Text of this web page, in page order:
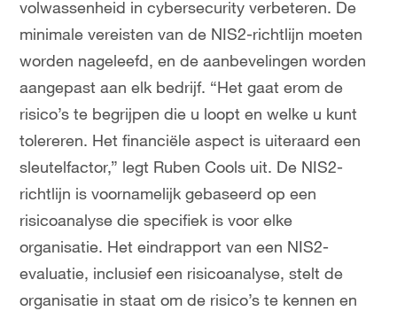
volwassenheid in cybersecurity verbeteren. De
minimale vereisten van de NIS2-richtlijn moeten
worden nageleefd, en de aanbevelingen worden
aangepast aan elk bedrijf. “Het gaat erom de
risico’s te begrijpen die u loopt en welke u kunt
tolereren. Het financiële aspect is uiteraard een
sleutelfactor,” legt Ruben Cools uit. De NIS2-
richtlijn is voornamelijk gebaseerd op een
risicoanalyse die specifiek is voor elke
organisatie. Het eindrapport van een NIS2-
evaluatie, inclusief een risicoanalyse, stelt de
organisatie in staat om de risico’s te kennen en